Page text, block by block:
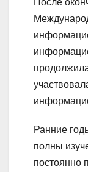
Ранние
полны
постоянно